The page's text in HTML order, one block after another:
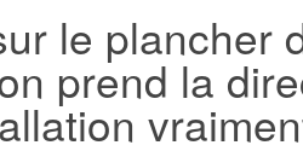
le plancher
prend la